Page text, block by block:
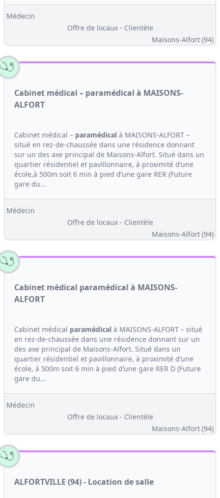
Médecin
Offre de locaux - Clientèle
Maisons-Alfort (94)
Cabinet médical – paramédical à MAISONS-
ALFORT
Cabinet médical – paramédical à MAISONS-ALFORT –
situé en rez-de-chaussée dans une résidence donnant
sur un des axe principal de Maisons-Alfort. Situé dans un
quartier résidentiel et pavillonnaire, à proximité d’une
école,à 500m soit 6 min à pied d’une gare RER (Future
gare du...
Médecin
Offre de locaux - Clientèle
Maisons-Alfort (94)
Cabinet médical paramédical à MAISONS-
ALFORT
Cabinet médical paramédical à MAISONS-ALFORT – situé
en rez-de-chaussée dans une résidence donnant sur un
des axe principal de Maisons-Alfort. Situé dans un
quartier résidentiel et pavillonnaire, à proximité d’une
école, à 500m soit 6 min à pied d’une gare RER D (Future
gare du...
Médecin
Offre de locaux - Clientèle
Maisons-Alfort (94)
ALFORTVILLE (94) - Location de salle